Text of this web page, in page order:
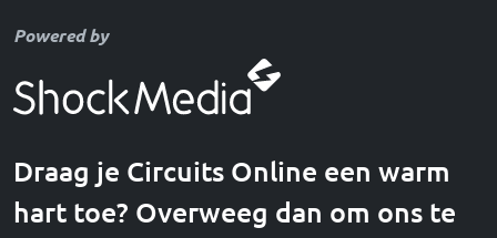
Powered by
Draag je Circuits Online een warm
hart toe? Overweeg dan om ons te